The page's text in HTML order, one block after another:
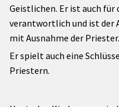
Geistlichen. Er ist auch für
verantwortlich und ist
mit Ausnahme der Priester.
Er spielt auch eine
Priestern.